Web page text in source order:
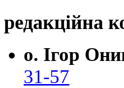
редакційна
о. Ігор
31-57